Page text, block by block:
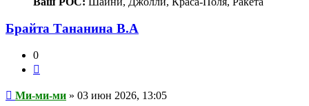
Брайта Тананина В.А
0
Сообщение
Ми-ми-ми » 03 июн 2026, 13:05